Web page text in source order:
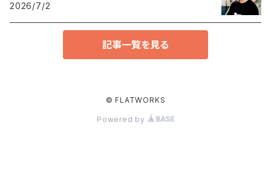
2026/7/2
記事一覧を見る
© FLATWORKS
Powered by